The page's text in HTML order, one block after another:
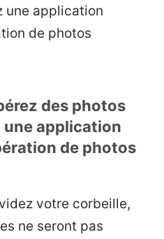
une application
de photos
des photos
une application
de photos
votre corbeille,
ne seront pas